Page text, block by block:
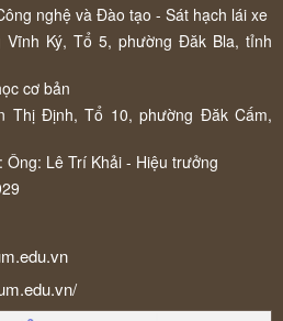
nghệ và Đào tạo - Sát hạch lái xe
Ký, Tổ 5, phường Đăk Bla, tỉnh
cơ bản
Thị Định, Tổ 10, phường Đăk Cấm,
Lê Trí Khải - Hiệu trưởng